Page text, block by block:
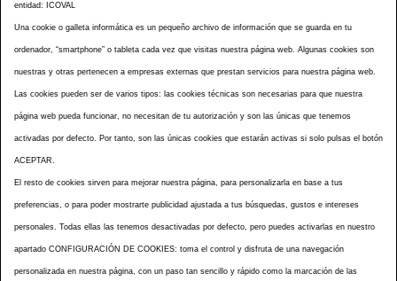
¿SABÍAS QUÉ?
CENTROS VETERINARIOS
TABLÓN ANUNCIOS
CURSOS Y EVENTOS
TÉRMINOS Y CONDICIONES
ESPECIAL COVID 19
NOTICIAS
ACCESIBILIDAD
AVISO LEGAL
POLÍTICA PRIVACIDAD
POLÍTICA DE COOKIES
NOTICIAS ICOVAL
NOTICIAS OCV
entidad: ICOVAL
Una cookie o galleta informática es un pequeño archivo de información que se guarda en tu
ordenador, “smartphone” o tableta cada vez que visitas nuestra página web. Algunas cookies son
nuestras y otras pertenecen a empresas externas que prestan servicios para nuestra página web.
Las cookies pueden ser de varios tipos: las cookies técnicas son necesarias para que nuestra
página web pueda funcionar, no necesitan de tu autorización y son las únicas que tenemos
activadas por defecto. Por tanto, son las únicas cookies que estarán activas si solo pulsas el botón
ACEPTAR.
El resto de cookies sirven para mejorar nuestra página, para personalizarla en base a tus
preferencias, o para poder mostrarte publicidad ajustada a tus búsquedas, gustos e intereses
personales. Todas ellas las tenemos desactivadas por defecto, pero puedes activarlas en nuestro
apartado CONFIGURACIÓN DE COOKIES: toma el control y disfruta de una navegación
personalizada en nuestra página, con un paso tan sencillo y rápido como la marcación de las